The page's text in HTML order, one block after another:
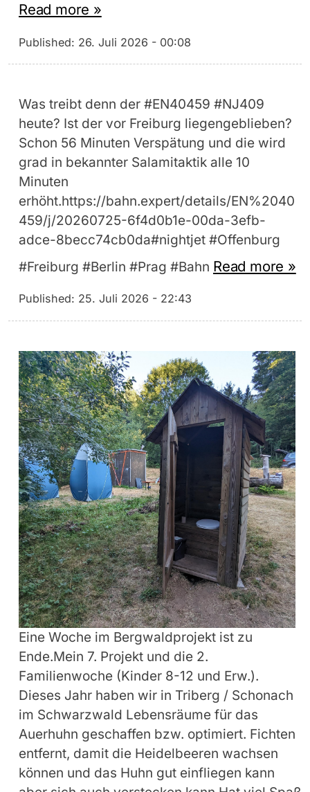
Read more »
Published: 26. Juli 2026 - 00:08
Was treibt denn der #EN40459 #NJ409
heute? Ist der vor Freiburg liegengeblieben?
Schon 56 Minuten Verspätung und die wird
grad in bekannter Salamitaktik alle 10
Minuten
erhöht.https://bahn.expert/details/EN%2040
459/j/20260725-6f4d0b1e-00da-3efb-
adce-8becc74cb0da#nightjet #Offenburg
#Freiburg #Berlin #Prag #Bahn Read more »
Published: 25. Juli 2026 - 22:43
Eine Woche im Bergwaldprojekt ist zu
Ende.Mein 7. Projekt und die 2.
Familienwoche (Kinder 8-12 und Erw.).
Dieses Jahr haben wir in Triberg / Schonach
im Schwarzwald Lebensräume für das
Auerhuhn geschaffen bzw. optimiert. Fichten
entfernt, damit die Heidelbeeren wachsen
können und das Huhn gut einfliegen kann